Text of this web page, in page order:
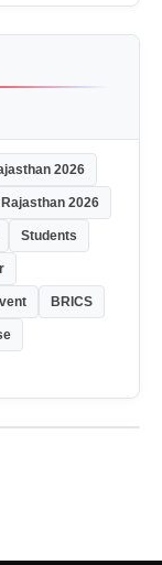
2026
2026
Students
BRICS